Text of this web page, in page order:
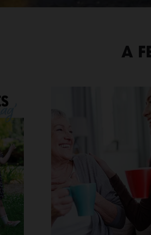
A